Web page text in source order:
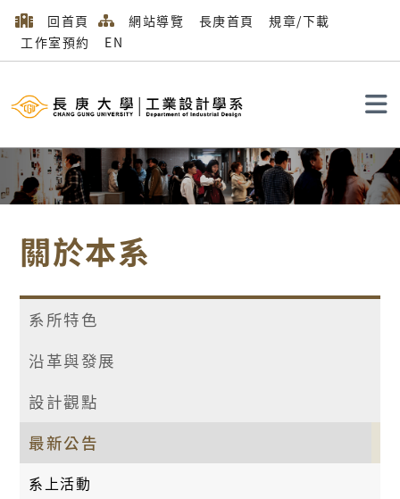
回首頁 網站導覽 長庚首頁
規章/下載
工作室預約
EN
關於本系
系所特色
沿革與發展
設計觀點
最新公告
系上活動